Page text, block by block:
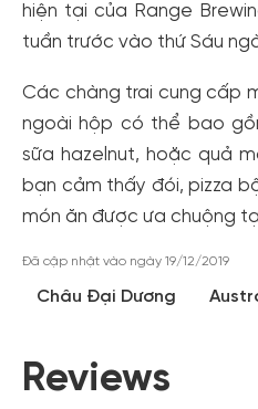
hiện tại của Range
tuần trước vào thứ Sáu
Các chàng trai cung cấp
ngoài hộp có thể bao
sữa hazelnut, hoặc quả
bạn cảm thấy đói, pizza
món ăn được ưa chuộng
Đã cập nhật vào ngày 19/12/2019
Châu Đại Dương
Reviews
dành cho thành viên đến từ
cho
Đăng ký
Hoặc đăng
Đăng nhập Facebook